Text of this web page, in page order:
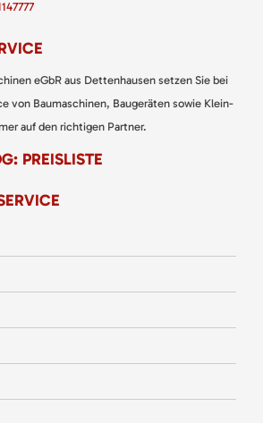
eGbR aus Dettenhausen setzen Sie bei
von Baumaschinen, Baugeräten sowie Klein-
auf den richtigen Partner.
PREISLISTE